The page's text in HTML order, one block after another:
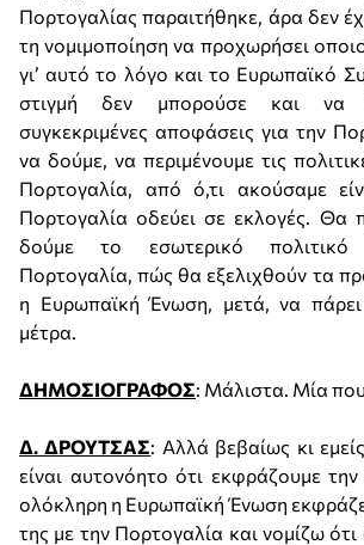
Πορτογαλίας παραιτήθηκε, άρα δεν
τη νομιμοποίηση να προχωρήσει
γι’ αυτό το λόγο και το Ευρωπαϊκό
στιγμή δεν μπορούσε και να
συγκεκριμένες αποφάσεις για την
να δούμε, να περιμένουμε τις
Πορτογαλία, από ό,τι ακούσαμε
Πορτογαλία οδεύει σε εκλογές. Θα
δούμε το εσωτερικό
Πορτογαλία, πώς θα εξελιχθούν τα
η Ευρωπαϊκή Ένωση, μετά, να
μέτρα.
ΔΗΜΟΣΙΟΓΡΑΦΟΣ: Μάλιστα. Μία
Δ. ΔΡΟΥΤΣΑΣ: Αλλά βεβαίως κι
είναι αυτονόητο ότι εκφράζουμε
ολόκληρη η Ευρωπαϊκή Ένωση
της με την Πορτογαλία και νομίζω ότι